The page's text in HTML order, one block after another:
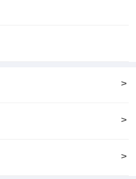
>
>
>